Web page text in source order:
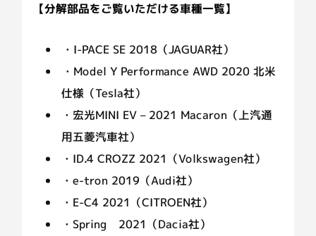
【分解部品をご覧いただける車種一覧】
・I-PACE SE 2018（JAGUAR社）
・Model Y Performance AWD 2020 北米
仕様（Tesla社）
・宏光MINI EV – 2021 Macaron（上汽通
用五菱汽車社）
・ID.4 CROZZ 2021（Volkswagen社）
・e-tron 2019（Audi社）
・E-C4 2021（CITROEN社）
・Spring 2021（Dacia社）